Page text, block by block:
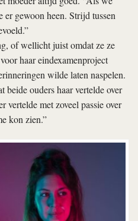
gewoon heen. Strijd tussen
of wellicht juist omdat ze ze
haar eindexamenproject
wilde laten naspelen.
beide ouders haar vertelde over
vertelde met zoveel passie over
kon zien.”